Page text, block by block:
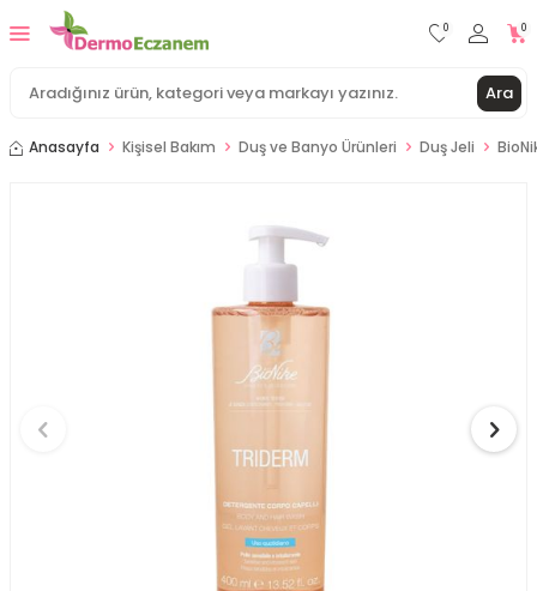
Ara
0 0
Anasayfa Kişisel Bakım Duş ve Banyo Ürünleri Duş Jeli